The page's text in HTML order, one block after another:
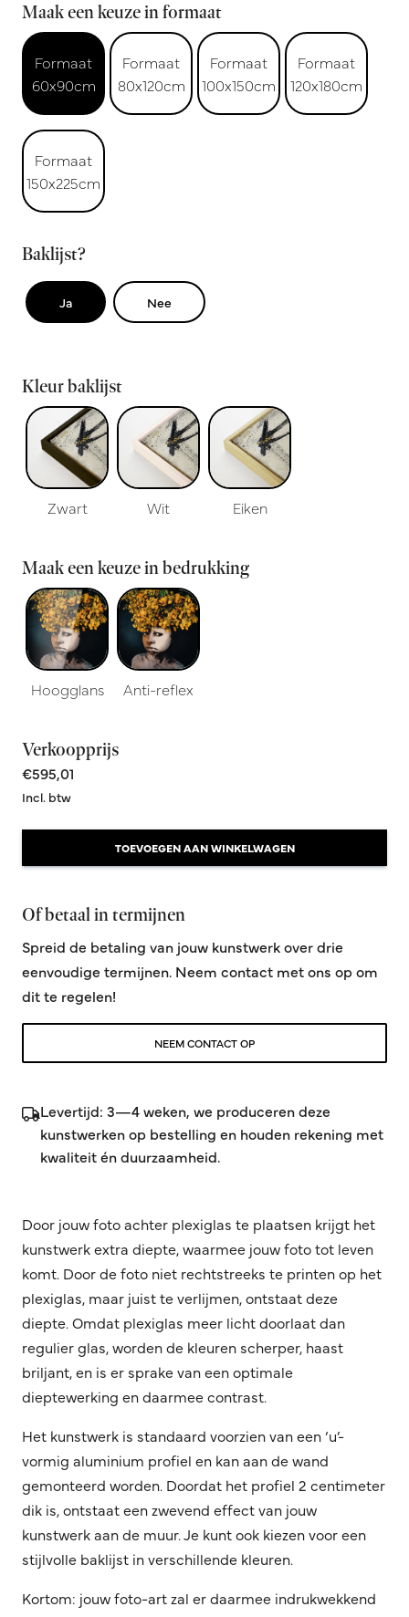
Maak een keuze in formaat
Formaat
60x90cm
Formaat
80x120cm
Formaat
100x150cm
Formaat
120x180cm
Formaat
150x225cm
Baklijst?
Ja Nee
Kleur baklijst
Zwart Wit Eiken
Maak een keuze in bedrukking
Hoogglans Anti-reflex
Verkoopprijs
€595,01
Incl. btw
TOEVOEGEN AAN WINKELWAGEN
Of betaal in termijnen
Spreid de betaling van jouw kunstwerk over drie
eenvoudige termijnen. Neem contact met ons op om
dit te regelen!
NEEM CONTACT OP
Levertijd: 3—4 weken, we produceren deze
kunstwerken op bestelling en houden rekening met
kwaliteit én duurzaamheid.
Door jouw foto achter plexiglas te plaatsen krijgt het
kunstwerk extra diepte, waarmee jouw foto tot leven
komt. Door de foto niet rechtstreeks te printen op het
plexiglas, maar juist te verlijmen, ontstaat deze
diepte. Omdat plexiglas meer licht doorlaat dan
regulier glas, worden de kleuren scherper, haast
briljant, en is er sprake van een optimale
dieptewerking en daarmee contrast.
Het kunstwerk is standaard voorzien van een ‘u’-
vormig aluminium profiel en kan aan de wand
gemonteerd worden. Doordat het profiel 2 centimeter
dik is, ontstaat een zwevend effect van jouw
kunstwerk aan de muur. Je kunt ook kiezen voor een
stijlvolle baklijst in verschillende kleuren.
Kortom: jouw foto-art zal er daarmee indrukwekkend